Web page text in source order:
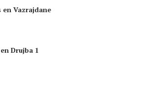
Vazrajdane
Drujba 1